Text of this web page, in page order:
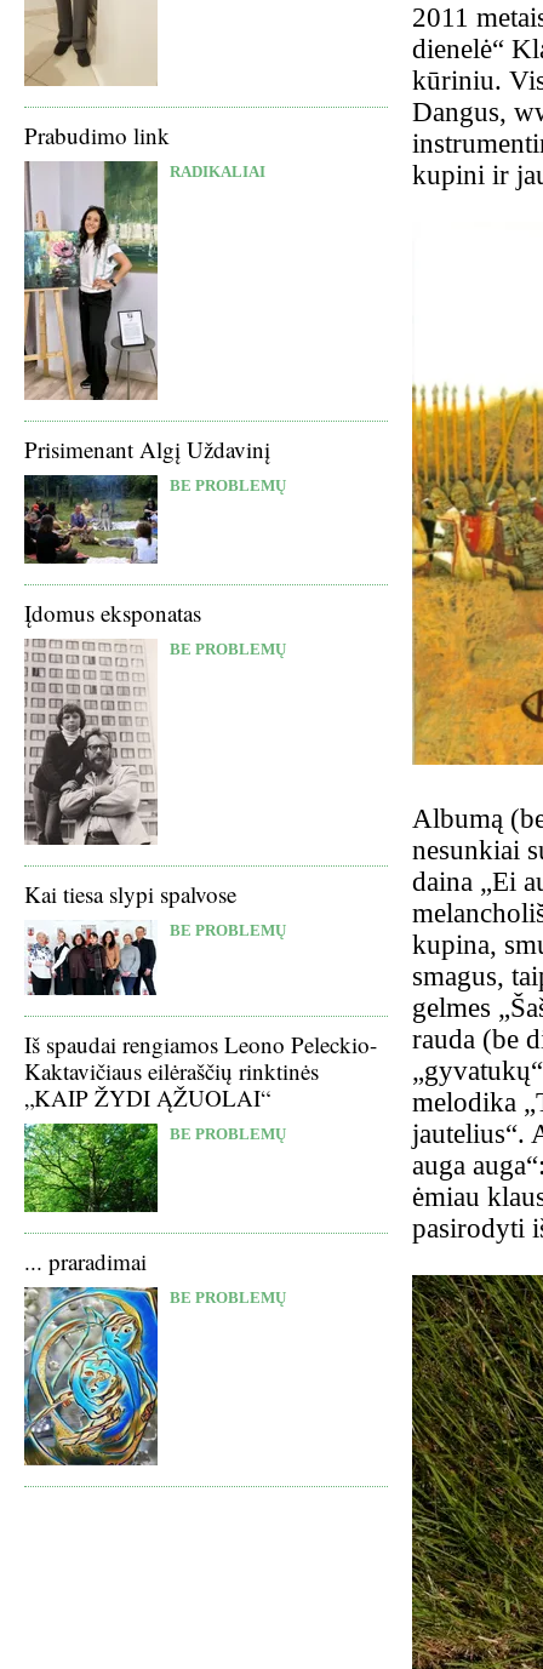
Prabudimo link
RADIKALIAI
Prisimenant Algį Uždavinį
BE PROBLEMŲ
Įdomus eksponatas
BE PROBLEMŲ
Kai tiesa slypi spalvose
BE PROBLEMŲ
Iš spaudai rengiamos Leono Peleckio-
Kaktavičiaus eilėraščių rinktinės
„KAIP ŽYDI ĄŽUOLAI“
BE PROBLEMŲ
... praradimai
BE PROBLEMŲ
2011
dienelė“
kūriniu.
Dangus,
kupini ir
Albumą
nesunkiai
daina „Ei
kupina,
smagus,
gelmes
rauda (be
melodika
jautelius“.
auga
ėmiau
pasirodyti